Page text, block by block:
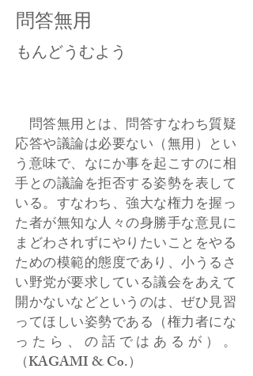
問答無用
もんどうむよう
問答無用とは、問答すなわち質疑
応答や議論は必要ない（無用）とい
う意味で、なにか事を起こすのに相
手との議論を拒否する姿勢を表して
いる。すなわち、強大な権力を握っ
た者が無知な人々の身勝手な意見に
まどわされずにやりたいことをやる
ための模範的態度であり、小うるさ
い野党が要求している議会をあえて
開かないなどというのは、ぜひ見習
ってほしい姿勢である（権力者にな
ったら、の話ではあるが）。
（KAGAMI & Co.）